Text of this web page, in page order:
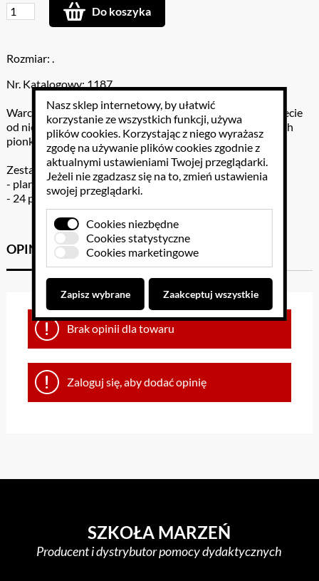
Do koszyka
Rozmiar: .
Nr. Katalogowy: 1187
Warcaby to klasyczna gra towarzyska znana na całym świecie
od niemalże ośmiuset lat. Celem gry jest „zbicie” wszystkich
pionków przeciwnika.
Zestaw gry zawiera:
- planszę do gry,
- 24 pionki w dwóch kolorach (czarnym i białym).
OPINIE KLIENTÓW GPSR
Brak opinii dla towaru
Zaloguj się, aby dodać opinię
SZKOŁA MARZEŃ
Producent i dystrybutor pomocy dydaktycznych
Nasz sklep internetowy, by ułatwić
korzystanie ze wszystkich funkcji, używa
plików cookies. Korzystając z niego wyrażasz
zgodę na używanie plików cookies zgodnie z
aktualnymi ustawieniami Twojej przeglądarki.
Jeżeli nie zgadzasz się na to, zmień ustawienia
swojej przeglądarki.
Cookies niezbędne
Cookies statystyczne
Cookies marketingowe
Zapisz wybrane Zaakceptuj wszystkie